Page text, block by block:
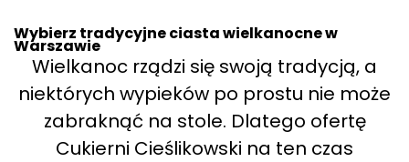
Wybierz tradycyjne ciasta wielkanocne w
Warszawie
Wielkanoc rządzi się swoją tradycją, a
niektórych wypieków po prostu nie może
zabraknąć na stole. Dlatego ofertę
Cukierni Cieślikowski na ten czas